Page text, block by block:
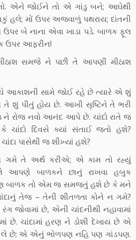
એને જોઈને તો એ ગાંડુ બને; આઘેથી
હલે; મોં ઉપર અજવાળું પથરાય; દાંતની
બે નાના એવા ખાડા પડે. બાળક ફૂલ
ઉપર આફરીન!
સમજે ને પછી તે આપણી મીઠાશ
આકાશની સામે જોઈ રહે છે ત્યારે એ શું
શું પીતું હોય છે. આખી સૃષ્ટિને તે ભરી
ને રોજ નવો આનંદ આપે છે. ચાંદો રાતે જ
દિવસે ક્યાં સંતાઈ જતો હશે?
પાસેથી જ શીખ્યાં હશે?
ગમે તે અર્થ કરીએ; એ કામ તો રહ્યું
ભલે આપણે બાળકને છાનું રાખવા હબુક
બાળક તો એમ જ સમજતું હશે છે કે મને
તેજ – તેની શીતળતા કોને ન ગમે?
જોવામાં છે, એની ચાંદનીથી નહાવામાં
ચાંદામાં હરણ ને ડોશી દેખાય છે એ
લે છે; એ એનું ભોળપણ નહિ પણ ગાંડપણ.